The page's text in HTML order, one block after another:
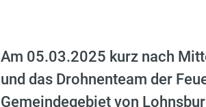
Am 05.03.2025 kurz nach
und das Drohnenteam der
Gemeindegebiet von